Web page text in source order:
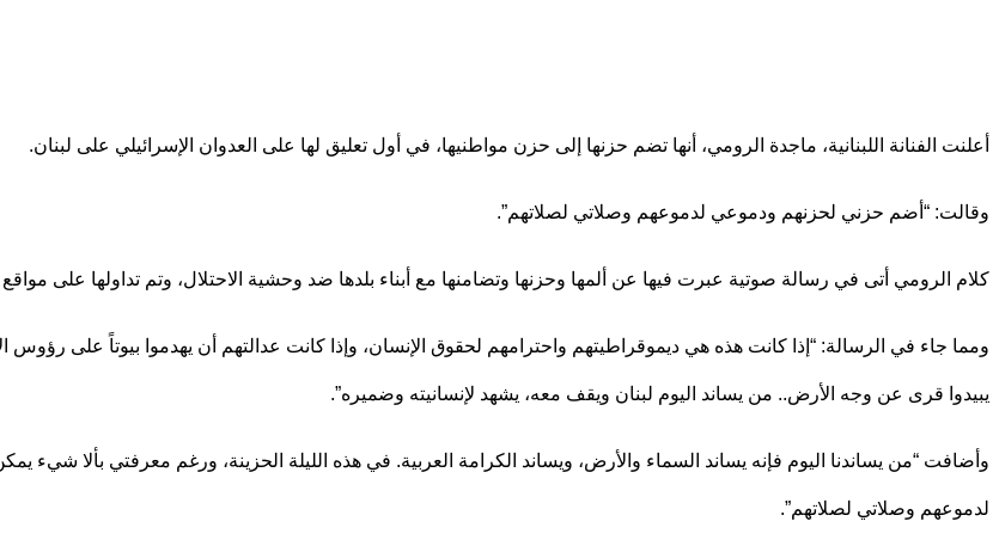
أعلنت الفنانة اللبنانية، ماجدة الرومي، أنها تضم حزنها إلى حزن مواطنيها، في أول تعليق لها على العدوان الإسرائيلي على لبنان.
وقالت: “أضم حزني لحزنهم ودموعي لدموعهم وصلاتي لصلاتهم”.
كلام الرومي أتى في رسالة صوتية عبرت فيها عن ألمها وحزنها وتضامنها مع أبناء بلدها ضد وحشية الاحتلال، وتم تداولها على
ومما جاء في الرسالة: “إذا كانت هذه هي ديموقراطيتهم واحترامهم لحقوق الإنسان، وإذا كانت عدالتهم أن يهدموا بيوتاً على
يبيدوا قرى عن وجه الأرض.. من يساند اليوم لبنان ويقف معه، يشهد لإنسانيته وضميره”.
وأضافت “من يساندنا اليوم فإنه يساند السماء والأرض، ويساند الكرامة العربية. في هذه الليلة الحزينة، ورغم معرفتي بألا شيء
لدموعهم وصلاتي لصلاتهم”.